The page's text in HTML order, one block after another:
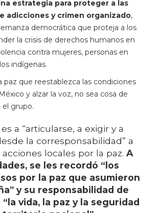
estrategia para proteger a las
adicciones y crimen organizado,
democrática que proteja a los
la crisis de derechos humanos en
contra mujeres, personas en
indígenas.
paz que reestablezca las condiciones
y alzar la voz, no sea cosa de
el grupo.
a “articularse, a exigir y a
la corresponsabilidad” a
locales por la paz. A
se les recordó “los
por la paz que asumieron
y su responsabilidad de
vida, la paz y la seguridad